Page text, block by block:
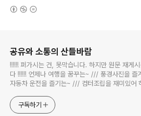
공유와 소통의 산들바람
!!!!!! 퍼가시는 건, 못막습니다. 하지만 원문 재게시
다 !!!!!! 언제나 여행을 꿈꾸는~ /// 풍경사진을
자동차 운전을 즐기는~ /// 컴터조립을 재미있어
식하는 미드가 있는~ /// 사회적 이슈에 발언하는
구독하기